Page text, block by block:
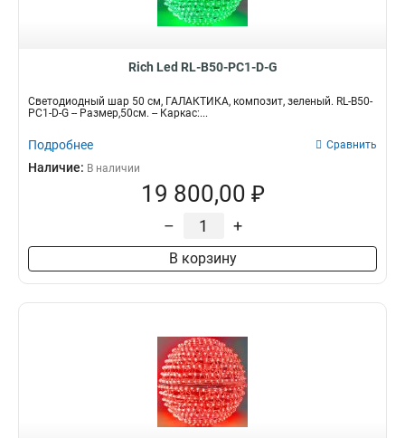
Rich Led RL-B50-PC1-D-G
Светодиодный шар 50 см, ГАЛАКТИКА, композит, зеленый. RL-B50-
PC1-D-G -- Размер,50см. -- Каркас:...
Подробнее Сравнить
Наличие: В наличии
19 800,00 ₽
– +
В корзину